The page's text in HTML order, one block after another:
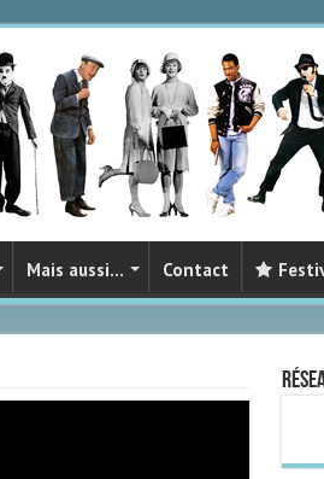
Mais aussi… Contact